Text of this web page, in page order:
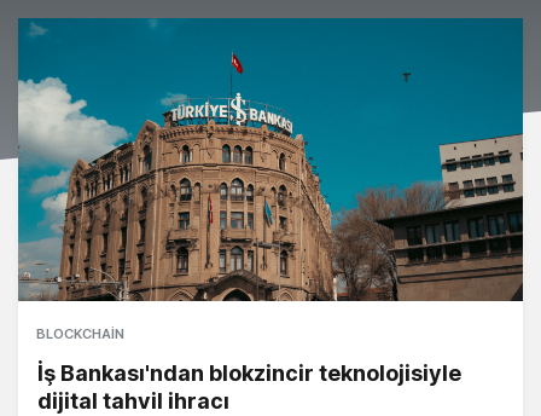
BLOCKCHAIN
İş Bankası'ndan blokzincir teknolojisiyle
dijital tahvil ihracı